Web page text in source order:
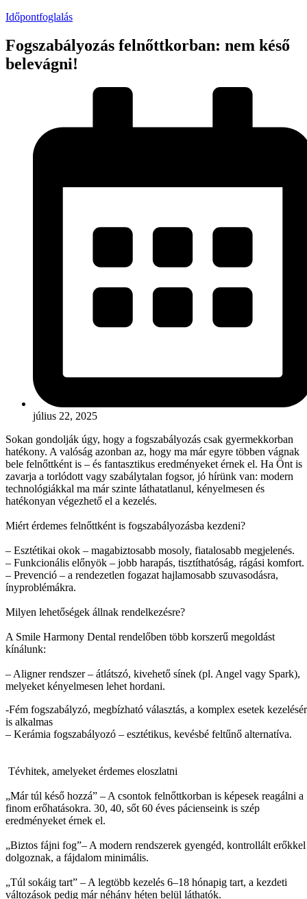
Időpontfoglalás
Fogszabályozás felnőttkorban: nem késő
belevágni!
július 22, 2025
Sokan gondolják úgy, hogy a fogszabályozás csak gyermekkorban
hatékony. A valóság azonban az, hogy ma már egyre többen vágnak
bele felnőttként is – és fantasztikus eredményeket érnek el. Ha Önt is
zavarja a torlódott vagy szabálytalan fogsor, jó hírünk van: modern
technológiákkal ma már szinte láthatatlanul, kényelmesen és
hatékonyan végezhető el a kezelés.
Miért érdemes felnőttként is fogszabályozásba kezdeni?
– Esztétikai okok – magabiztosabb mosoly, fiatalosabb megjelenés.
– Funkcionális előnyök – jobb harapás, tisztíthatóság, rágási komfort.
– Prevenció – a rendezetlen fogazat hajlamosabb szuvasodásra,
ínyproblémákra.
Milyen lehetőségek állnak rendelkezésre?
A Smile Harmony Dental rendelőben több korszerű megoldást
kínálunk:
– Aligner rendszer – átlátszó, kivehető sínek (pl. Angel vagy Spark),
melyeket kényelmesen lehet hordani.
-Fém fogszabályzó, megbízható választás, a komplex esetek
is alkalmas
– Kerámia fogszabályozó – esztétikus, kevésbé feltűnő alternatíva.
Tévhitek, amelyeket érdemes eloszlatni
„Már túl késő hozzá” – A csontok felnőttkorban is képesek reagálni a
finom erőhatásokra. 30, 40, sőt 60 éves pácienseink is szép
eredményeket érnek el.
„Biztos fájni fog”– A modern rendszerek gyengéd, kontrollált erőkkel
dolgoznak, a fájdalom minimális.
„Túl sokáig tart” – A legtöbb kezelés 6–18 hónapig tart, a kezdeti
változások pedig már néhány héten belül láthatók.